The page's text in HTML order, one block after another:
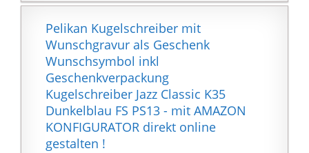
seinen Produkten
schafft er für alle die
gleichen Möglichkeiten,
zu lernen und zu
wachsen. Pelikan cares
Pelikan Kugelschreiber mit
Wunschgravur als Geschenk
Wunschsymbol inkl
Geschenkverpackung
Kugelschreiber Jazz Classic K35
Dunkelblau FS PS13 - mit AMAZON
KONFIGURATOR direkt online
gestalten !